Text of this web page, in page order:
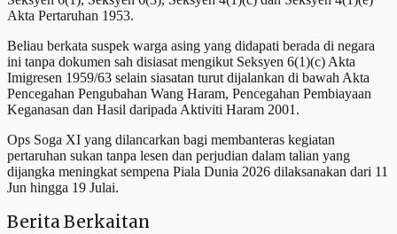
Akta Pertaruhan 1953.
Beliau berkata suspek warga asing yang didapati berada di negara
ini tanpa dokumen sah disiasat mengikut Seksyen 6(1)(c) Akta
Imigresen 1959/63 selain siasatan turut dijalankan di bawah Akta
Pencegahan Pengubahan Wang Haram, Pencegahan Pembiayaan
Keganasan dan Hasil daripada Aktiviti Haram 2001.
Ops Soga XI yang dilancarkan bagi membanteras kegiatan
pertaruhan sukan tanpa lesen dan perjudian dalam talian yang
dijangka meningkat sempena Piala Dunia 2026 dilaksanakan dari 11
Jun hingga 19 Julai.
Berita Berkaitan